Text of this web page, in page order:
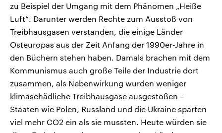
zu Beispiel der Umgang mit dem Phänomen „Heiße
Luft“. Darunter werden Rechte zum Ausstoß von
Treibhausgasen verstanden, die einige Länder
Osteuropas aus der Zeit Anfang der 1990er-Jahre in
den Büchern stehen haben. Damals brachen mit dem
Kommunismus auch große Teile der Industrie dort
zusammen, als Nebenwirkung wurden weniger
klimaschädliche Treibhausgase ausgestoßen –
Staaten wie Polen, Russland und die Ukraine sparten
viel mehr CO2 ein als sie mussten. Heute würden sie